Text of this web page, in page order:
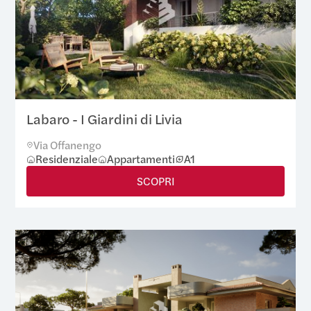
Labaro - I Giardini di Livia
Via Offanengo
Residenziale
Appartamenti
A1
SCOPRI